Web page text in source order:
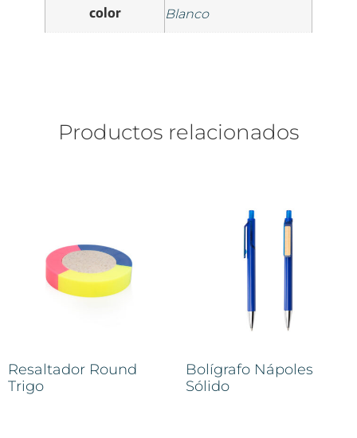
color Blanco
Productos relacionados
Resaltador Round
Trigo
Bolígrafo Nápoles
Sólido